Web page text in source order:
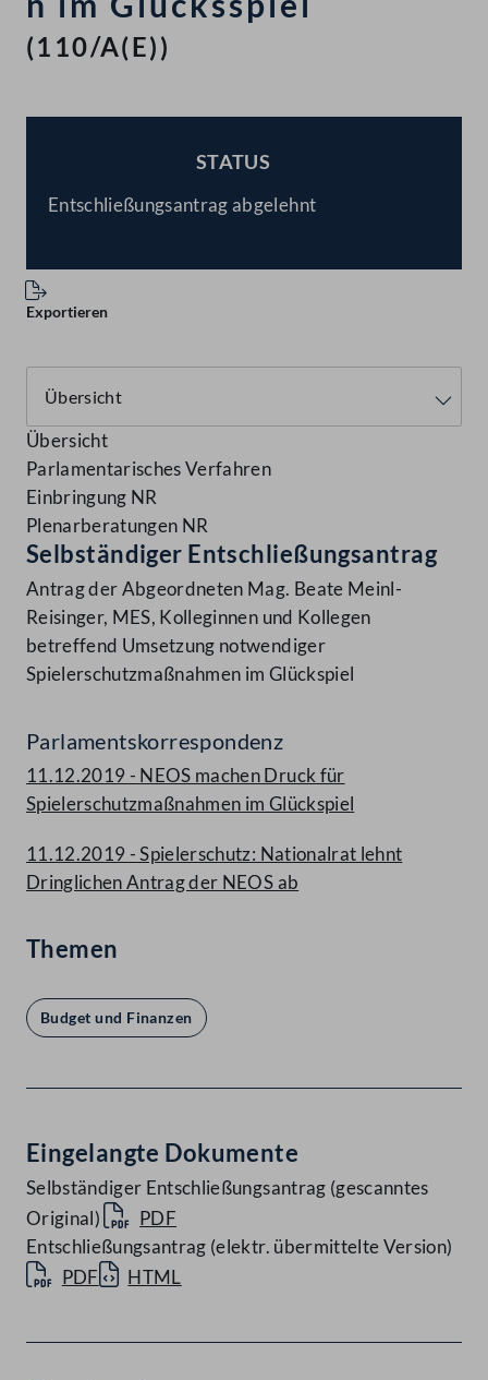
(110/A(E))
STATUS
Entschließungsantrag abgelehnt
Exportieren
Übersicht
Parlamentarisches Verfahren
Einbringung NR
Plenarberatungen NR
Selbständiger Entschließungsantrag
Antrag der Abgeordneten Mag. Beate Meinl-
Reisinger, MES, Kolleginnen und Kollegen
betreffend Umsetzung notwendiger
Spielerschutzmaßnahmen im Glückspiel
Parlamentskorrespondenz
11.12.2019 - NEOS machen Druck für
Spielerschutzmaßnahmen im Glückspiel
11.12.2019 - Spielerschutz: Nationalrat lehnt
Dringlichen Antrag der NEOS ab
Themen
Budget und Finanzen
Eingelangte Dokumente
Selbständiger Entschließungsantrag (gescanntes
Original)
PDF
Entschließungsantrag (elektr. übermittelte Version)
PDF
HTML